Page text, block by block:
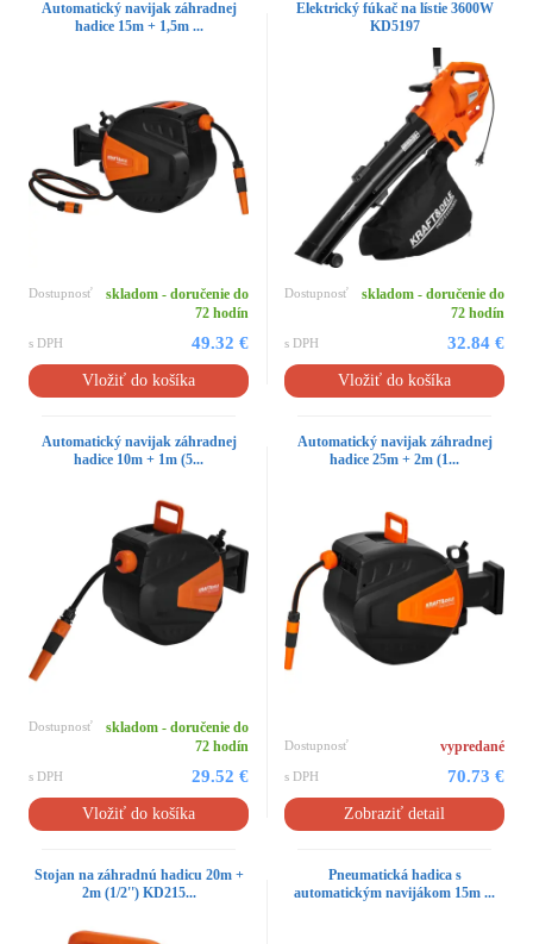
Automatický navijak záhradnej
hadice 15m + 1,5m ...
Dostupnosť
skladom - doručenie do
72 hodín
s DPH 49.32 €
Vložiť do košíka
Elektrický fúkač na lístie 3600W
KD5197
Dostupnosť
skladom - doručenie do
72 hodín
s DPH 32.84 €
Vložiť do košíka
Automatický navijak záhradnej
hadice 10m + 1m (5...
Dostupnosť
skladom - doručenie do
72 hodín
s DPH 29.52 €
Vložiť do košíka
Automatický navijak záhradnej
hadice 25m + 2m (1...
Dostupnosť vypredané
s DPH 70.73 €
Zobraziť detail
Stojan na záhradnú hadicu 20m +
2m (1/2'') KD215...
Pneumatická hadica s
automatickým navijákom 15m ...